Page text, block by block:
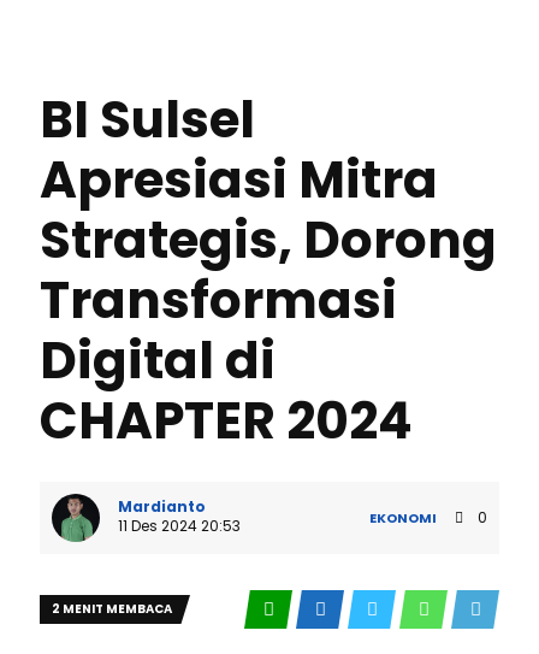
BI Sulsel
Apresiasi Mitra
Strategis, Dorong
Transformasi
Digital di
CHAPTER 2024
Mardianto
11 Des 2024 20:53
EKONOMI 0
2 MENIT MEMBACA